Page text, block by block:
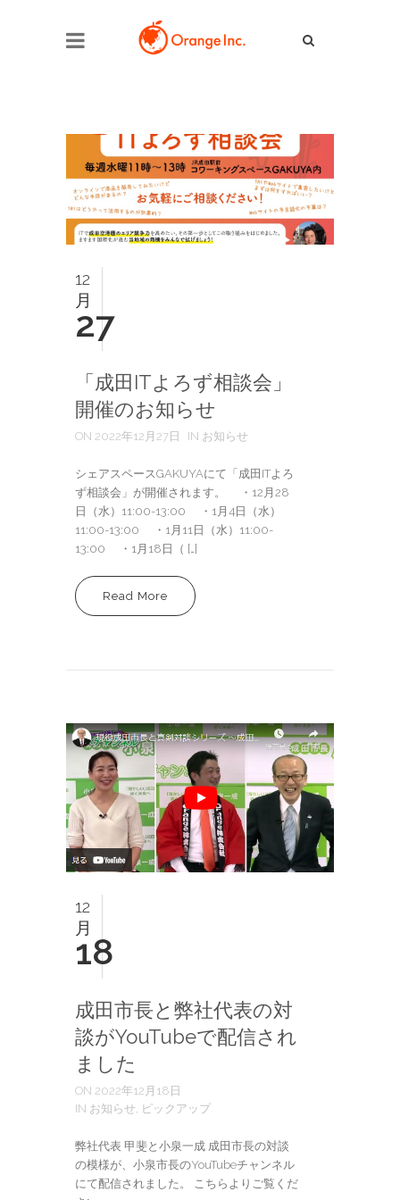
12
月
27
「成田ITよろず相談会」
開催のお知らせ
ON 2022年12月27日 IN お知らせ
シェアスペースGAKUYAにて「成田ITよろ
ず相談会」が開催されます。 ・12月28
日（水）11:00-13:00 ・1月4日（水）
11:00-13:00 ・1月11日（水）11:00-
13:00 ・1月18日（ […]
Read More
12
月
18
成田市長と弊社代表の対
談がYouTubeで配信され
ました
ON 2022年12月18日
IN お知らせ, ピックアップ
弊社代表 甲斐と小泉一成 成田市長の対談
の模様が、小泉市長のYouTubeチャンネル
にて配信されました。 こちらよりご覧くだ